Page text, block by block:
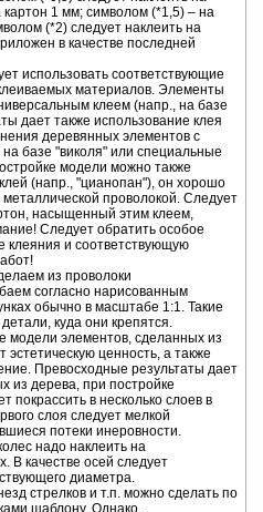
1 мм; символом (*1,5) – на
(*2) следует наклеить на
в качестве последней
использовать соответствующие
материалов. Элементы
клеем (напр., на базе
дает также использование клея
деревянных элементов с
базе "виколя" или специальные
модели можно также
(напр., "цианопан"), он хорошо
проволокой. Следует
насыщенный этим клеем,
Следует обратить особое
клеяния и соответствующую
из проволоки
согласно нарисованным
обычно в масштабе 1:1. Такие
куда они крепятся.
модели элементов, сделанных из
эстетическую ценность, а также
Превосходные результаты дает
из дерева, при постройке
покрассить в несколько слоев в
слоя следует мелкой
потеки инеровности.
надо наклеить на
В качестве осей следует
диаметра.
стрелков и т.п. можно сделать по
шаблону. Однако,